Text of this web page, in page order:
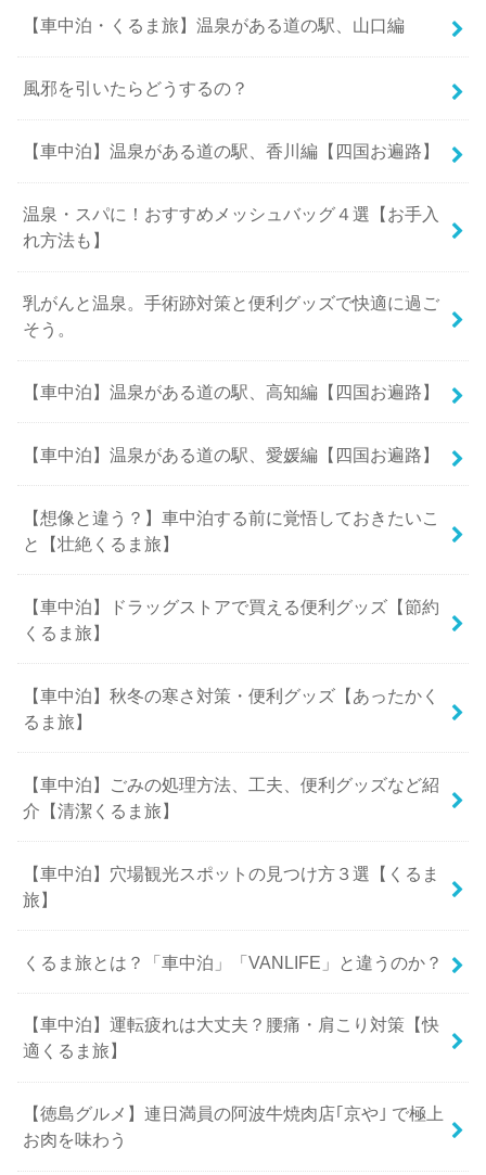
【車中泊・くるま旅】温泉がある道の駅、山口編
風邪を引いたらどうするの？
【車中泊】温泉がある道の駅、香川編【四国お遍路】
温泉・スパに！おすすめメッシュバッグ４選【お手入
れ方法も】
乳がんと温泉。手術跡対策と便利グッズで快適に過ご
そう。
【車中泊】温泉がある道の駅、高知編【四国お遍路】
【車中泊】温泉がある道の駅、愛媛編【四国お遍路】
【想像と違う？】車中泊する前に覚悟しておきたいこ
と【壮絶くるま旅】
【車中泊】ドラッグストアで買える便利グッズ【節約
くるま旅】
【車中泊】秋冬の寒さ対策・便利グッズ【あったかく
るま旅】
【車中泊】ごみの処理方法、工夫、便利グッズなど紹
介【清潔くるま旅】
【車中泊】穴場観光スポットの見つけ方３選【くるま
旅】
くるま旅とは？「車中泊」「VANLIFE」と違うのか？
【車中泊】運転疲れは大丈夫？腰痛・肩こり対策【快
適くるま旅】
【徳島グルメ】連日満員の阿波牛焼肉店｢京や｣ で極上
お肉を味わう